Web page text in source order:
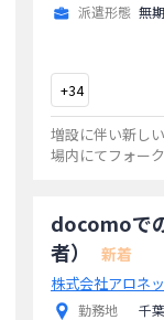
派遣形態 無期
+34
増設に伴い新し
場内にてフォー
docomoで
者）
新着
株式会社アロネ
勤務地
千